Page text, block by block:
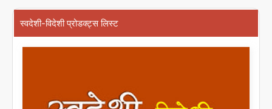
स्वदेशी-विदेशी प्रोडक्ट्स लिस्ट